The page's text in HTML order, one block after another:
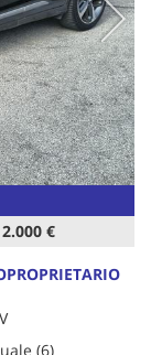
2.000 €
(6)